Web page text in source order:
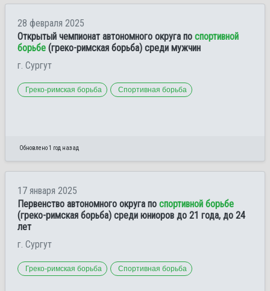
28 февраля 2025
Открытый чемпионат автономного округа по спортивной
борьбе (греко-римская борьба) среди мужчин
г. Сургут
Греко-римская борьба Спортивная борьба
Обновлено 1 год назад
17 января 2025
Первенство автономного округа по спортивной борьбе
(греко-римская борьба) среди юниоров до 21 года, до 24
лет
г. Сургут
Греко-римская борьба Спортивная борьба